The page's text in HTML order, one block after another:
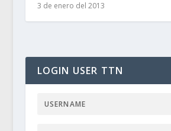
3 de enero del 2013
LOGIN USER TTN